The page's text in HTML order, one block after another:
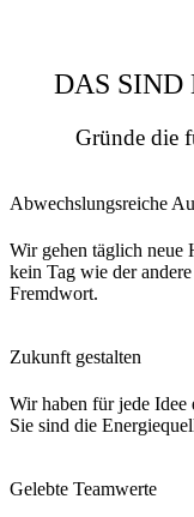
DAS SIND
Gründe die
Abwechslungsreiche
Wir gehen täglich neue
kein Tag wie der
Fremdwort.
Zukunft gestalten
Wir haben für jede Idee
Sie sind die
Gelebte Teamwerte